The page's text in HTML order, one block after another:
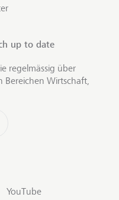
up to date
regelmässig über
Bereichen Wirtschaft,
YouTube